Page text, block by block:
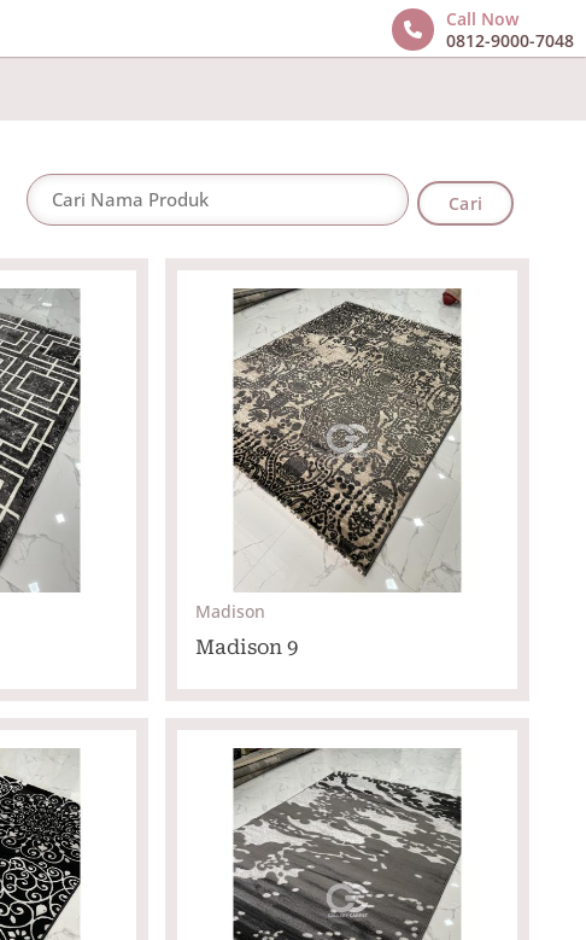
Call Now
0812-9000-7048
Madison
Madison 9